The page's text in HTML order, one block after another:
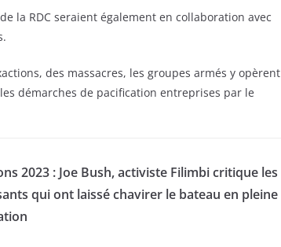
la RDC seraient également en collaboration avec
des massacres, les groupes armés y opèrent
démarches de pacification entreprises par le
2023 : Joe Bush, activiste Filimbi critique les
qui ont laissé chavirer le bateau en pleine